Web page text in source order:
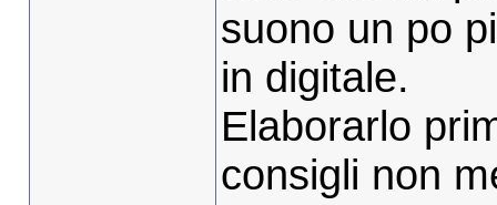
suono un po
in digitale.
Elaborarlo
consigli non